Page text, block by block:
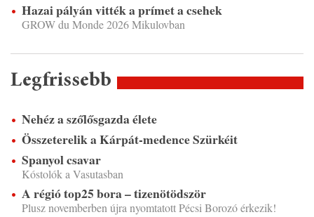
Hazai pályán vitték a prímet a csehek
GROW du Monde 2026 Mikulovban
Legfrissebb
Nehéz a szőlősgazda élete
Összeterelik a Kárpát-medence Szürkéit
Spanyol csavar
Kóstolók a Vasutasban
A régió top25 bora – tizenötödször
Plusz novemberben újra nyomtatott Pécsi Borozó érkezik!